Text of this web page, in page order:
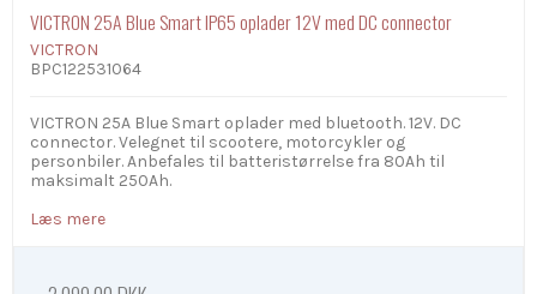
VICTRON 25A Blue Smart IP65 oplader 12V med DC connector
VICTRON
BPC122531064
VICTRON 25A Blue Smart oplader med bluetooth. 12V. DC
connector. Velegnet til scootere, motorcykler og
personbiler. Anbefales til batteristørrelse fra 80Ah til
maksimalt 250Ah.
Læs mere